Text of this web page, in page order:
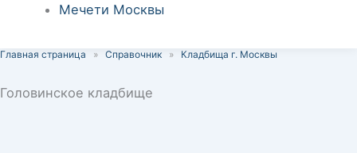
Мечети Москвы
Главная страница » Справочник » Кладбища г. Москвы
Головинское кладбище